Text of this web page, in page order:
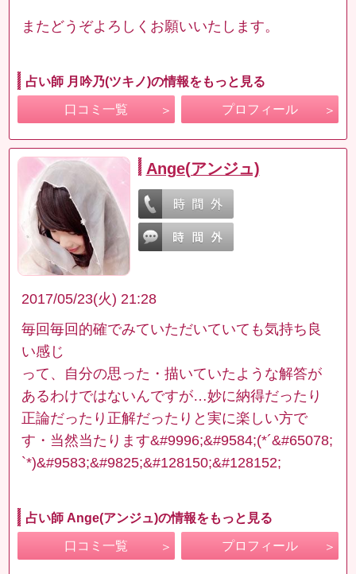
またどうぞよろしくお願いいたします。
占い師 月吟乃(ツキノ)の情報をもっと見る
口コミ一覧 プロフィール
Ange(アンジュ)
2017/05/23(火) 21:28
毎回毎回的確でみていただいていても気持ち良
い感じ
って、自分の思った・描いていたような解答が
あるわけではないんですが…妙に納得だったり
正論だったり正解だったりと実に楽しい方で
す・当然当たります&#9996;&#9584;(*´&#65078;
`*)&#9583;&#9825;&#128150;&#128152;
占い師 Ange(アンジュ)の情報をもっと見る
口コミ一覧 プロフィール